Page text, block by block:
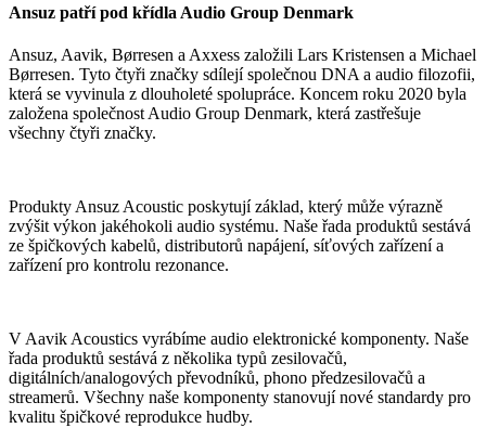
Ansuz patří pod křídla Audio Group Denmark
Ansuz, Aavik, Børresen a Axxess založili Lars Kristensen a Michael
Børresen. Tyto čtyři značky sdílejí společnou DNA a audio filozofii,
která se vyvinula z dlouholeté spolupráce. Koncem roku 2020 byla
založena společnost Audio Group Denmark, která zastřešuje
všechny čtyři značky.
Produkty Ansuz Acoustic poskytují základ, který může výrazně
zvýšit výkon jakéhokoli audio systému. Naše řada produktů sestává
ze špičkových kabelů, distributorů napájení, síťových zařízení a
zařízení pro kontrolu rezonance.
V Aavik Acoustics vyrábíme audio elektronické komponenty. Naše
řada produktů sestává z několika typů zesilovačů,
digitálních/analogových převodníků, phono předzesilovačů a
streamerů. Všechny naše komponenty stanovují nové standardy pro
kvalitu špičkové reprodukce hudby.